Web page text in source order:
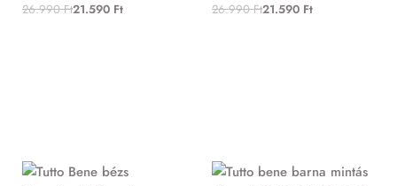
26.990Ft21.590 Ft 26.990Ft21.590 Ft